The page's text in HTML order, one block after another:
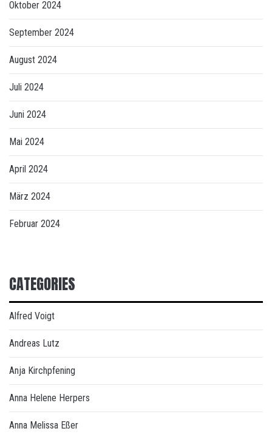
Oktober 2024
September 2024
August 2024
Juli 2024
Juni 2024
Mai 2024
April 2024
März 2024
Februar 2024
CATEGORIES
Alfred Voigt
Andreas Lutz
Anja Kirchpfening
Anna Helene Herpers
Anna Melissa Eßer